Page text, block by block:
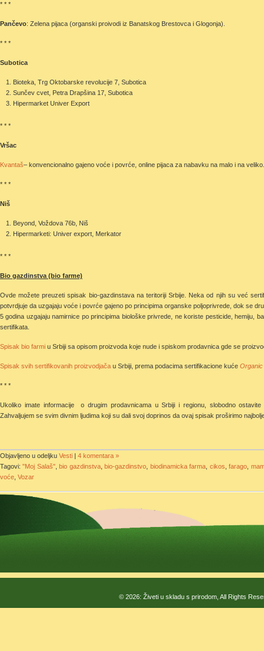
* * *
Pančevo: Zelena pijaca (organski proivodi iz Banatskog Brestovca i Glogonja).
* * *
Subotica
Bioteka, Trg Oktobarske revolucije 7, Subotica
Sunčev cvet, Petra Drapšina 17, Subotica
Hipermarket Univer Export
* * *
Vršac
Kvantaš– konvencionalno gajeno voće i povrće, online pijaca za nabavku na malo i na veliko.
* * *
Niš
Beyond, Voždova 76b, Niš
Hipermarketi: Univer export, Merkator
* * *
Bio gazdinstva (bio farme)
Ovde možete preuzeti spisak bio-gazdinstava na teritoriji Srbije. Neka od njih su već
potvrdjuje da uzgajaju voće i povrće gajeno po principima organske poljoprivrede, dok se
5 godina uzgajaju namirnice po principima biološke privrede, ne koriste pesticide, hemiju,
sertifikata.
Spisak bio farmi u Srbiji sa opisom proizvoda koje nude i spiskom prodavnica gde se
Spisak svih sertifikovanih proizvodjača u Srbiji, prema podacima sertifikacione kuće Organic
* * *
Ukoliko imate informacije o drugim prodavnicama u Srbiji i regionu, slobodno
Zahvaljujem se svim divnim ljudima koji su dali svoj doprinos da ovaj spisak proširimo
Objavljeno u odeljku Vesti | 4 komentara »
Tagovi:"Moj Salaš",bio gazdinstva,bio-gazdinstvo biodinamicka farma cikos ,farago
voće Vozar
© 2026: Živeti u skladu s prirodom, All Rights